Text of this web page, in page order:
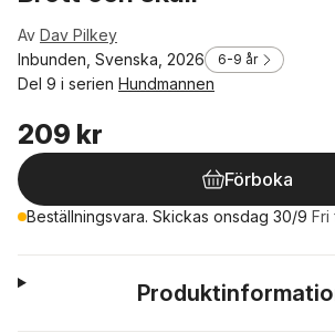
Av Dav Pilkey
Inbunden, Svenska, 2026
6-9 år
Del 9 i serien Hundmannen
209 kr
Förboka
Beställningsvara. Skickas onsdag 30/9 Fri